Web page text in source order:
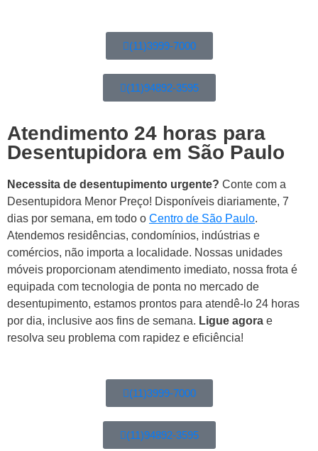
(11)3999-7000
(11)94892-3595
Atendimento 24 horas para
Desentupidora em São Paulo
Necessita de desentupimento urgente? Conte com a
Desentupidora Menor Preço! Disponíveis diariamente, 7
dias por semana, em todo o Centro de São Paulo.
Atendemos residências, condomínios, indústrias e
comércios, não importa a localidade. Nossas unidades
móveis proporcionam atendimento imediato, nossa frota é
equipada com tecnologia de ponta no mercado de
desentupimento, estamos prontos para atendê-lo 24 horas
por dia, inclusive aos fins de semana. Ligue agora e
resolva seu problema com rapidez e eficiência!
(11)3999-7000
(11)94892-3595